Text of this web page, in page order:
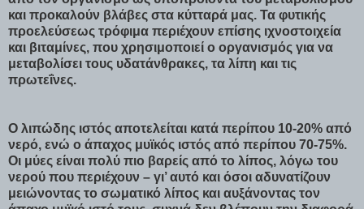
και προκαλούν βλάβες στα κύτταρά μας. Τα φυτικής
προελεύσεως τρόφιμα περιέχουν επίσης ιχνοστοιχεία
και βιταμίνες, που χρησιμοποιεί ο οργανισμός για να
μεταβολίσει τους υδατάνθρακες, τα λίπη και τις
πρωτεΐνες.
Ο λιπώδης ιστός αποτελείται κατά περίπου 10-20% από
νερό, ενώ ο άπαχος μυϊκός ιστός από περίπου 70-75%.
Οι μύες είναι πολύ πιο βαρείς από το λίπος, λόγω του
νερού που περιέχουν – γι’ αυτό και όσοι αδυνατίζουν
μειώνοντας το σωματικό λίπος και αυξάνοντας τον